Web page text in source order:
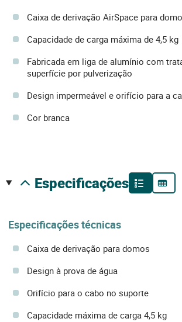
Caixa de derivação AirSpace para
Capacidade de carga máxima de 4,5 kg
Fabricada em liga de alumínio com
superfície por pulverização
Design impermeável e orifício para a
Cor branca
especificações
Especificações técnicas
Caixa de derivação para domos
Design à prova de água
Orifício para o cabo no suporte
Capacidade máxima de carga 4,5 kg